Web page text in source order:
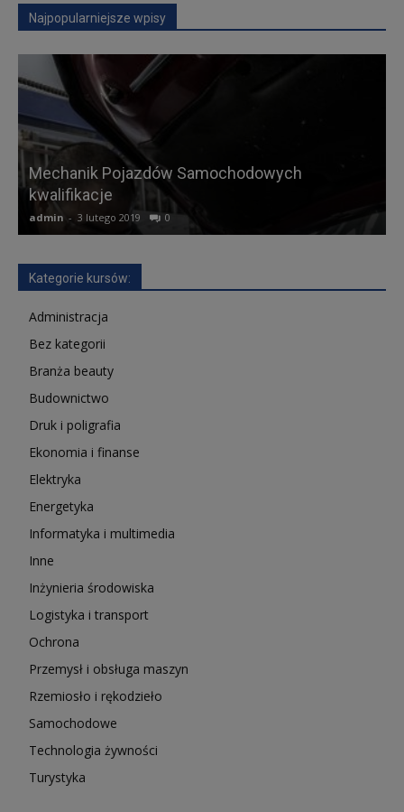
Najpopularniejsze wpisy
Mechanik Pojazdów Samochodowych
kwalifikacje
admin - 3 lutego 2019 0
Kategorie kursów:
Administracja
Bez kategorii
Branża beauty
Budownictwo
Druk i poligrafia
Ekonomia i finanse
Elektryka
Energetyka
Informatyka i multimedia
Inne
Inżynieria środowiska
Logistyka i transport
Ochrona
Przemysł i obsługa maszyn
Rzemiosło i rękodzieło
Samochodowe
Technologia żywności
Turystyka